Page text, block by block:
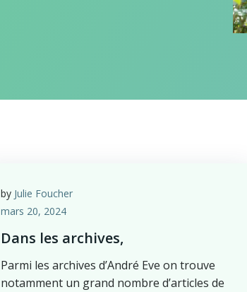
by Julie Foucher
mars 20, 2024
Dans les archives,
Parmi les archives d’André Eve on trouve
notamment un grand nombre d’articles de